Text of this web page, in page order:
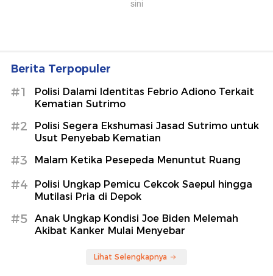
Berita Terpopuler
#1
Polisi Dalami Identitas Febrio Adiono Terkait
Kematian Sutrimo
#2
Polisi Segera Ekshumasi Jasad Sutrimo untuk
Usut Penyebab Kematian
#3 Malam Ketika Pesepeda Menuntut Ruang
#4
Polisi Ungkap Pemicu Cekcok Saepul hingga
Mutilasi Pria di Depok
#5
Anak Ungkap Kondisi Joe Biden Melemah
Akibat Kanker Mulai Menyebar
Lihat Selengkapnya